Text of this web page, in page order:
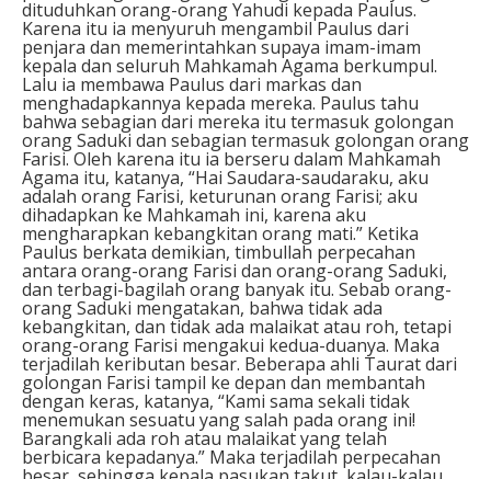
dituduhkan orang-orang Yahudi kepada Paulus.
Karena itu ia menyuruh mengambil Paulus dari
penjara dan memerintahkan supaya imam-imam
kepala dan seluruh Mahkamah Agama berkumpul.
Lalu ia membawa Paulus dari markas dan
menghadapkannya kepada mereka. Paulus tahu
bahwa sebagian dari mereka itu termasuk golongan
orang Saduki dan sebagian termasuk golongan orang
Farisi. Oleh karena itu ia berseru dalam Mahkamah
Agama itu, katanya, “Hai Saudara-saudaraku, aku
adalah orang Farisi, keturunan orang Farisi; aku
dihadapkan ke Mahkamah ini, karena aku
mengharapkan kebangkitan orang mati.” Ketika
Paulus berkata demikian, timbullah perpecahan
antara orang-orang Farisi dan orang-orang Saduki,
dan terbagi-bagilah orang banyak itu. Sebab orang-
orang Saduki mengatakan, bahwa tidak ada
kebangkitan, dan tidak ada malaikat atau roh, tetapi
orang-orang Farisi mengakui kedua-duanya. Maka
terjadilah keributan besar. Beberapa ahli Taurat dari
golongan Farisi tampil ke depan dan membantah
dengan keras, katanya, “Kami sama sekali tidak
menemukan sesuatu yang salah pada orang ini!
Barangkali ada roh atau malaikat yang telah
berbicara kepadanya.” Maka terjadilah perpecahan